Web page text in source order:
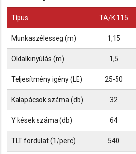
Típus TA/K 115
Munkaszélesség (m) 1,15
Oldalkinyúlás (m) 1,5
Teljesítmény igény (LE) 25-50
Kalapácsok száma (db) 32
Y kések száma (db) 64
TLT fordulat (1/perc) 540